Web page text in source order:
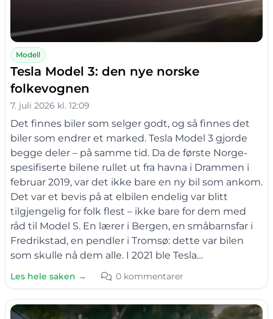
Modell
Tesla Model 3: den nye norske
folkevognen
7. juli 2026 kl. 12:09
Det finnes biler som selger godt, og så finnes det
biler som endrer et marked. Tesla Model 3 gjorde
begge deler – på samme tid. Da de første Norge-
spesifiserte bilene rullet ut fra havna i Drammen i
februar 2019, var det ikke bare en ny bil som ankom.
Det var et bevis på at elbilen endelig var blitt
tilgjengelig for folk flest – ikke bare for dem med
råd til Model S. En lærer i Bergen, en småbarnsfar i
Fredrikstad, en pendler i Tromsø: dette var bilen
som skulle nå dem alle. I 2021 ble Tesla…
Les hele saken → 0 kommentarer